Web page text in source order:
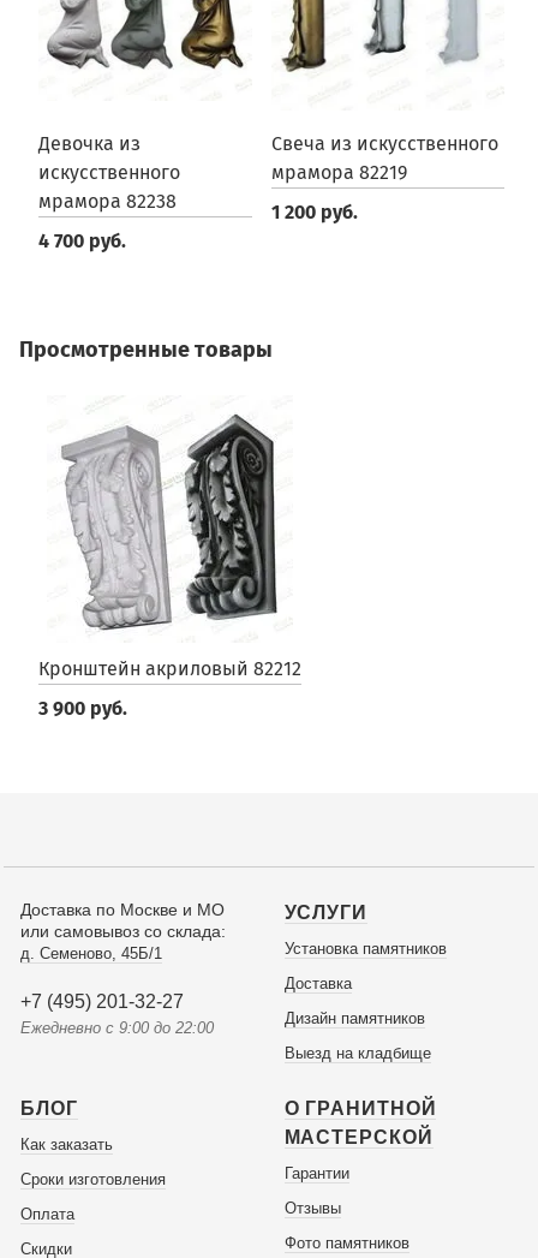
Девочка из
искусственного
мрамора 82238
4 700 руб.
Свеча из искусственного
мрамора 82219
1 200 руб.
Просмотренные товары
Кронштейн акриловый 82212
3 900 руб.
Доставка по Москве и МО
или самовывоз со склада:
д. Семеново, 45Б/1
+7 (495) 201-32-27
Ежедневно с 9:00 до 22:00
УСЛУГИ
Установка памятников
Доставка
Дизайн памятников
Выезд на кладбище
БЛОГ
Как заказать
Сроки изготовления
Оплата
Скидки
О ГРАНИТНОЙ
МАСТЕРСКОЙ
Гарантии
Отзывы
Фото памятников